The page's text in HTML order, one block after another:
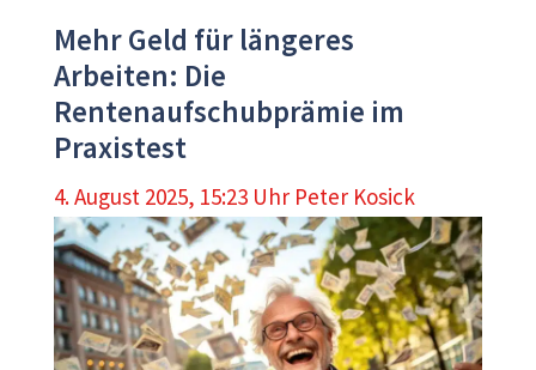
Mehr Geld für längeres
Arbeiten: Die
Rentenaufschubprämie im
Praxistest
4. August 2025, 15:23 Uhr Peter Kosick